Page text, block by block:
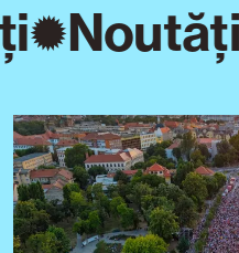
Noutăți